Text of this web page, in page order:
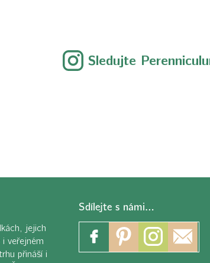
Sledujte
jejich
veřejném
přináší i
Sdílejte s námi…